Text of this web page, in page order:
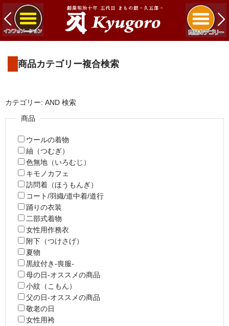
商品カテゴリー複合検索
カテゴリー: AND 検索
商品
ウールの着物
紬（つむぎ）
色無地（いろむじ）
キモノカフェ
訪問着（ほうもんぎ）
コート/羽織/道中着/道行
踊りの衣装
二部式着物
女性用作務衣
附下（つけさげ）
夏物
黒紋付き-喪服-
母の日-オススメの商品
小紋（こもん）
父の日-オススメの商品
敬老の日
女性用袴